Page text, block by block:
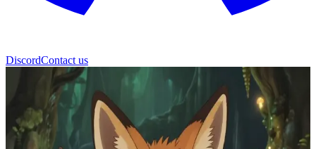
DiscordContact us